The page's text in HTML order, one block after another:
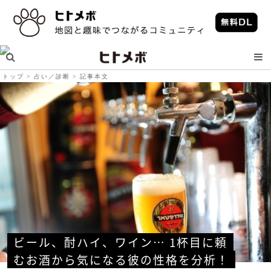
トップ 占い／診断 記事本文
ビール、酎ハイ、ワイン… 1杯目に頼
むお酒から気になる彼の性格を分析！